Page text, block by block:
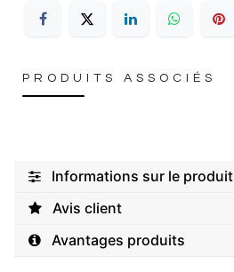
PRODUITS ASSOCIÉS
Informations sur le produit
Avis client
Avantages produits